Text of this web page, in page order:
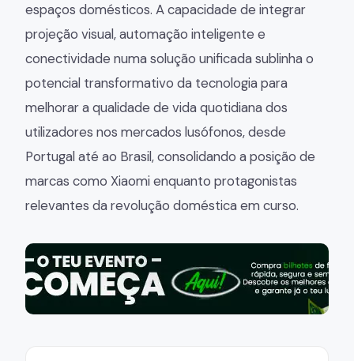
espaços domésticos. A capacidade de integrar
projeção visual, automação inteligente e
conectividade numa solução unificada sublinha o
potencial transformativo da tecnologia para
melhorar a qualidade de vida quotidiana dos
utilizadores nos mercados lusófonos, desde
Portugal até ao Brasil, consolidando a posição de
marcas como Xiaomi enquanto protagonistas
relevantes da revolução doméstica em curso.